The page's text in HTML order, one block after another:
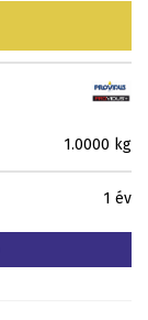
1.0000 kg
1 év